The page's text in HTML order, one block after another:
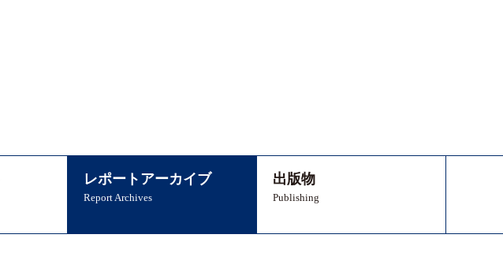
レポートアーカイブ
Report Archives
出版物
Publishing